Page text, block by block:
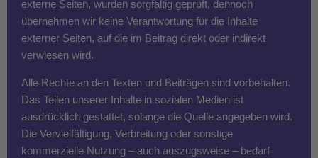
externe Seiten, wurden sorgfältig geprüft, dennoch
übernehmen wir keine Verantwortung für die Inhalte
externer Seiten, auf die im Beitrag direkt oder indirekt
verwiesen wird.
Alle Rechte an den Texten und Beiträgen sind vorbehalten.
Das Teilen unserer Inhalte in sozialen Medien ist
ausdrücklich gestattet, solange die Quelle angegeben wird.
Die Vervielfältigung, Verbreitung oder sonstige
kommerzielle Nutzung – auch auszugsweise – bedarf